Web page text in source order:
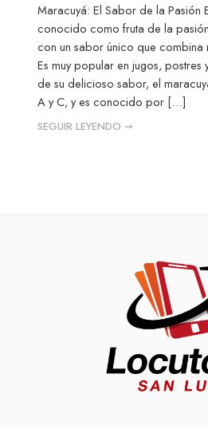
Maracuyá: El Sabor de la Pasión
conocido como fruta de la
con un sabor único que combina
Es muy popular en jugos, postres
de su delicioso sabor, el
A y C, y es conocido por […]
SEGUIR LEYENDO ➞